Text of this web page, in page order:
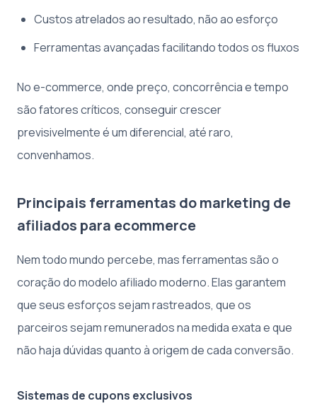
Custos atrelados ao resultado, não ao esforço
Ferramentas avançadas facilitando todos os fluxos
No e-commerce, onde preço, concorrência e tempo
são fatores críticos, conseguir crescer
previsivelmente é um diferencial, até raro,
convenhamos.
Principais ferramentas do marketing de
afiliados para ecommerce
Nem todo mundo percebe, mas ferramentas são o
coração do modelo afiliado moderno. Elas garantem
que seus esforços sejam rastreados, que os
parceiros sejam remunerados na medida exata e que
não haja dúvidas quanto à origem de cada conversão.
Sistemas de cupons exclusivos